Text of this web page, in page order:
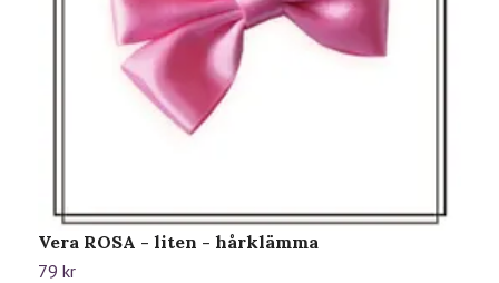
Vera ROSA - liten - hårklämma
79 kr